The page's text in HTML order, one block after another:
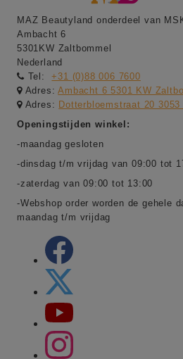
MAZ Beautyland onderdeel van
Ambacht 6
5301KW Zaltbommel
Nederland
Tel:
+31 (0)88 006 7600
Adres:Ambacht 6 5301 KW
Adres: Dotterbloemstraat 20
Openingstijden winkel:
-maandag gesloten
-dinsdag t/m vrijdag van 09:00 tot
-zaterdag van 09:00 tot 13:00
-Webshop order worden de gehele
maandag t/m vrijdag